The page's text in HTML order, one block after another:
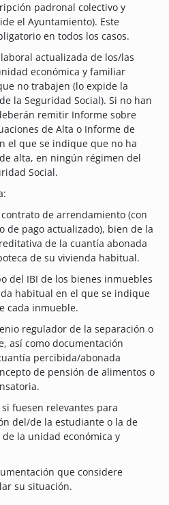
padronal colectivo y
el Ayuntamiento). Este
en todos los casos.
actualizada de los/las
económica y familiar
no trabajen (lo expide la
la Seguridad Social). Si no han
remitir Informe sobre
de Alta o Informe de
el que se indique que no ha
alta, en ningún régimen del
Social.
de arrendamiento (con
de pago actualizado), bien de la
de la cuantía abonada
de su vivienda habitual.
del IBI de los bienes inmuebles
habitual en el que se indique
cada inmueble.
regulador de la separación o
así como documentación
percibida/abonada
de pensión de alimentos o
fuesen relevantes para
del/de la estudiante o la de
la unidad económica y
que considere
su situación.